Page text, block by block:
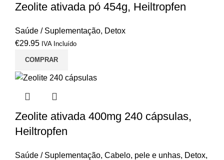
Zeolite ativada pó 454g, Heiltropfen
Saúde / Suplementação, Detox
€29.95 IVA Incluído
COMPRAR
Zeolite ativada 400mg 240 cápsulas,
Heiltropfen
Saúde / Suplementação, Cabelo, pele e unhas, Detox,